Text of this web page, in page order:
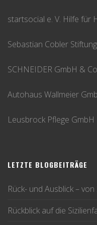
startsocial e. V. Hilfe für
Sebastian Cobler
SCHNEIDER GmbH &
Autohaus Wallmeier
Leusbrock Pflege GmbH
LETZTE BLOGBEITRÄGE
Rück- und Ausblick –
Rückblick auf die